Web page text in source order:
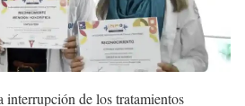
de los tratamientos